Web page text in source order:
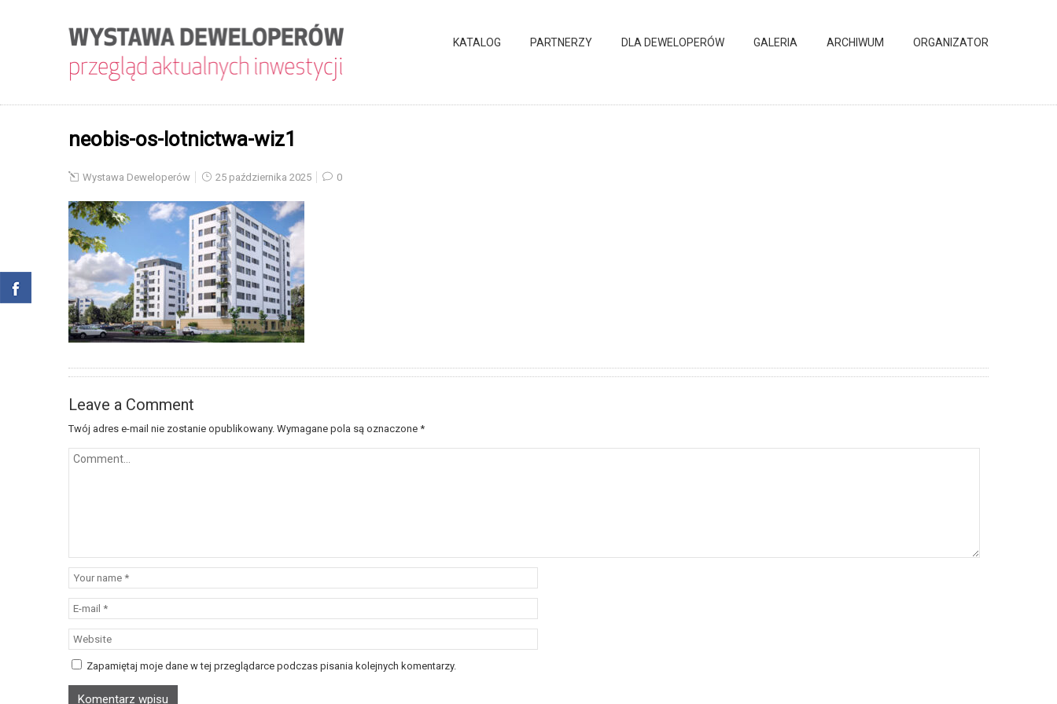
KATALOG PARTNERZY DLA DEWELOPERÓW GALERIA ARCHIWUM ORGANIZATOR
neobis-os-lotnictwa-wiz1
Wystawa Deweloperów 25 października 2025 0
Leave a Comment
Twój adres e-mail nie zostanie opublikowany. Wymagane pola są oznaczone *
Zapamiętaj moje dane w tej przeglądarce podczas pisania kolejnych komentarzy.